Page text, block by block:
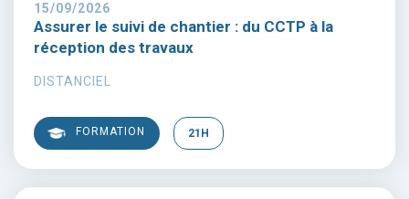
15/09/2026
Assurer le suivi de chantier : du CCTP à la
réception des travaux
DISTANCIEL
FORMATION 21H